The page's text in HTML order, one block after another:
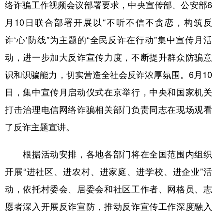
法律 中央文件 金融 汽车
食品 人居 信息化 数字经济
学术中国 乡村振兴 银龄 溯源中国
城市 旅游 能源 会展
文化产业
地方频道
络诈骗工作视频会议部署要求，中央宣传部、公安部6
月10日联合部署开展以“不听不信不贪恋，构筑反
诈‘心’防线”为主题的“全民反诈在行动”集中宣传月活
动，进一步加大反诈宣传力度，不断提升群众防骗意
识和识骗能力，切实营造全社会反诈浓厚氛围。6月10
日，集中宣传月启动仪式在京举行，中央和国家机关
打击治理电信网络诈骗相关部门负责同志在现场观看
了反诈主题宣讲。
根据活动安排，各地各部门将在全国范围内组织
开展“进社区、进农村、进家庭、进学校、进企业”活
动，依托村委会、居委会和社区工作者、网格员、志
愿者深入开展反诈宣防，推动反诈宣传工作深度融入